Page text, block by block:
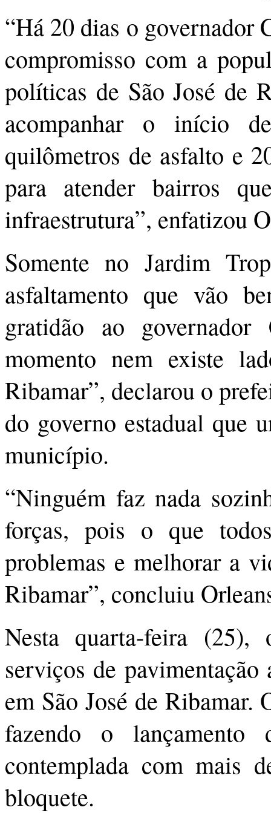
“Há 20 dias o governador
compromisso com a
políticas de São José de
acompanhar o início
quilômetros de asfalto e
para atender bairros
infraestrutura”, enfatizou
Somente no Jardim
asfaltamento que vão
gratidão ao governador
momento nem existe
Ribamar”, declarou o
do governo estadual que
município.
“Ninguém faz nada
forças, pois o que
problemas e melhorar a
Ribamar”, concluiu
Nesta quarta-feira
serviços de
em São José de Ribamar.
fazendo o
contemplada com mais
bloquete.